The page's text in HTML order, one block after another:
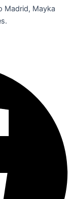
Madrid, Mayka